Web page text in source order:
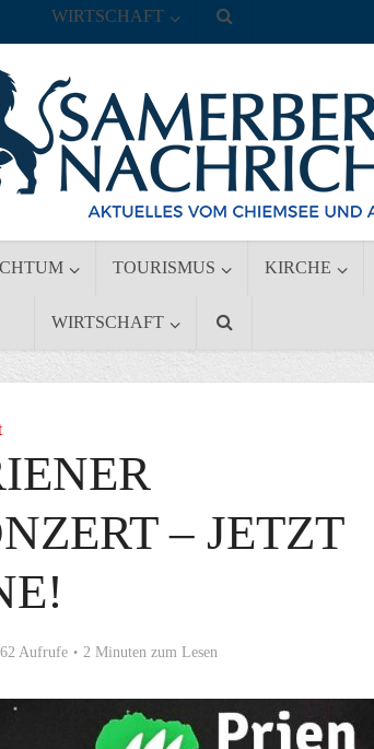
TOURISMUS KIRCHE
WIRTSCHAFT
WIRTSCHAFT
– JETZT
Aufrufe 2 Minuten zum Lesen